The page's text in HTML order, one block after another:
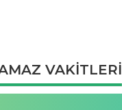
VAKİTLERİ